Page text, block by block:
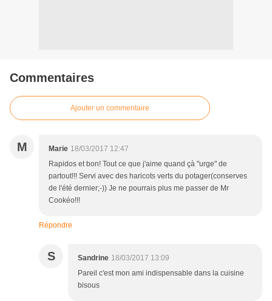
Commentaires
Ajouter un commentaire
M Marie 18/03/2017 12:47
Rapidos et bon! Tout ce que j'aime quand çà "urge" de
partout!!! Servi avec des haricots verts du potager(conserves
de l'été dernier;-)) Je ne pourrais plus me passer de Mr
Cookéo!!!
Répondre
S Sandrine 18/03/2017 13:09
Pareil c'est mon ami indispensable dans la cuisine
bisous